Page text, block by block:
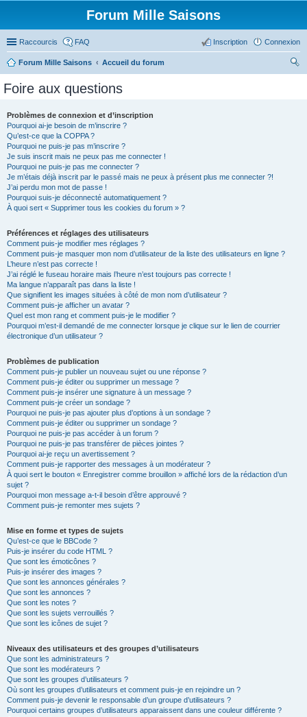
Forum Mille Saisons
Raccourcis FAQ Connexion
Inscription
Forum Mille Saisons
Accueil du forum
Foire aux questions
Problèmes de connexion et d’inscription
Pourquoi ai-je besoin de m’inscrire ?
Qu’est-ce que la COPPA ?
Pourquoi ne puis-je pas m’inscrire ?
Je suis inscrit mais ne peux pas me connecter !
Pourquoi ne puis-je pas me connecter ?
Je m’étais déjà inscrit par le passé mais ne peux à présent plus me connecter ?!
J’ai perdu mon mot de passe !
Pourquoi suis-je déconnecté automatiquement ?
À quoi sert « Supprimer tous les cookies du forum » ?
Préférences et réglages des utilisateurs
Comment puis-je modifier mes réglages ?
Comment puis-je masquer mon nom d’utilisateur de la liste des utilisateurs en ligne ?
L’heure n’est pas correcte !
J’ai réglé le fuseau horaire mais l’heure n’est toujours pas correcte !
Ma langue n’apparaît pas dans la liste !
Que signifient les images situées à côté de mon nom d’utilisateur ?
Comment puis-je afficher un avatar ?
Quel est mon rang et comment puis-je le modifier ?
Pourquoi m’est-il demandé de me connecter lorsque je clique sur le lien de courrier
électronique d’un utilisateur ?
Problèmes de publication
Comment puis-je publier un nouveau sujet ou une réponse ?
Comment puis-je éditer ou supprimer un message ?
Comment puis-je insérer une signature à un message ?
Comment puis-je créer un sondage ?
Pourquoi ne puis-je pas ajouter plus d’options à un sondage ?
Comment puis-je éditer ou supprimer un sondage ?
Pourquoi ne puis-je pas accéder à un forum ?
Pourquoi ne puis-je pas transférer de pièces jointes ?
Pourquoi ai-je reçu un avertissement ?
Comment puis-je rapporter des messages à un modérateur ?
À quoi sert le bouton « Enregistrer comme brouillon » affiché lors de la rédaction d’un
sujet ?
Pourquoi mon message a-t-il besoin d’être approuvé ?
Comment puis-je remonter mes sujets ?
Mise en forme et types de sujets
Qu’est-ce que le BBCode ?
Puis-je insérer du code HTML ?
Que sont les émoticônes ?
Puis-je insérer des images ?
Que sont les annonces générales ?
Que sont les annonces ?
Que sont les notes ?
Que sont les sujets verrouillés ?
Que sont les icônes de sujet ?
Niveaux des utilisateurs et des groupes d’utilisateurs
Que sont les administrateurs ?
Que sont les modérateurs ?
Que sont les groupes d’utilisateurs ?
Où sont les groupes d’utilisateurs et comment puis-je en rejoindre un ?
Comment puis-je devenir le responsable d’un groupe d’utilisateurs ?
Pourquoi certains groupes d’utilisateurs apparaissent dans une couleur différente ?